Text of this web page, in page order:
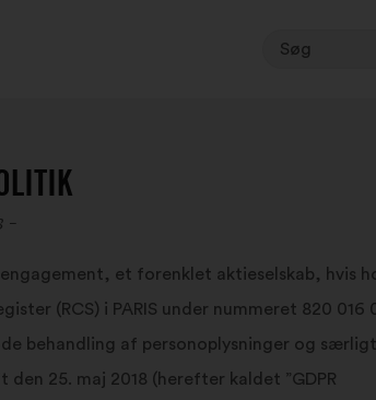
Hvis
mellem
3
og
tegn.
Søg
-
et forenklet aktieselskab, hvis
(RCS) i PARIS under nummeret 820
behandling af personoplysninger og
25. maj 2018 (herefter kaldet ”GDPR